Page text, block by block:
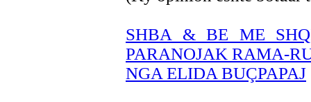
SHBA & BE ME
PARANOJAK RAMA-
NGA ELIDA BUÇPAPAJ